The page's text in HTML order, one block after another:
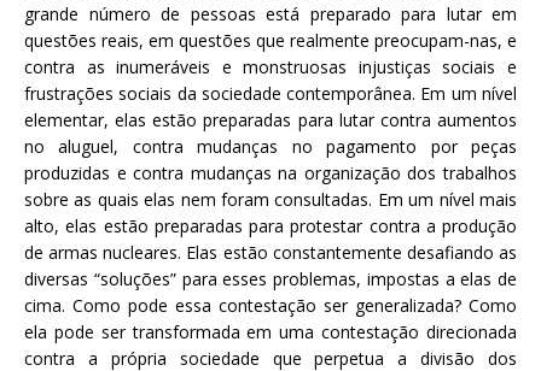
grande número de pessoas está preparado para lutar em
questões reais, em questões que realmente preocupam-nas, e
contra as inumeráveis e monstruosas injustiças sociais e
frustrações sociais da sociedade contemporânea. Em um nível
elementar, elas estão preparadas para lutar contra aumentos
no aluguel, contra mudanças no pagamento por peças
produzidas e contra mudanças na organização dos trabalhos
sobre as quais elas nem foram consultadas. Em um nível mais
alto, elas estão preparadas para protestar contra a produção
de armas nucleares. Elas estão constantemente desafiando as
diversas “soluções” para esses problemas, impostas a elas de
cima. Como pode essa contestação ser generalizada? Como
ela pode ser transformada em uma contestação direcionada
contra a própria sociedade que perpetua a divisão dos